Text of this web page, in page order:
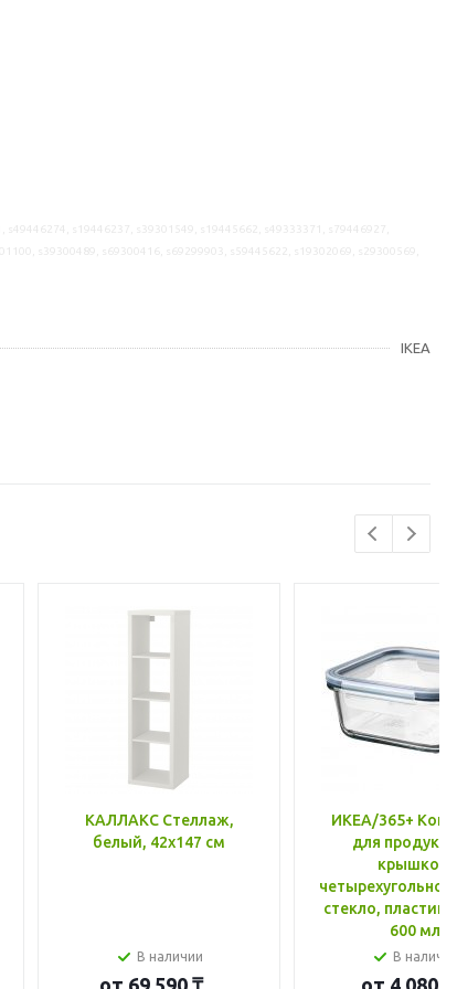
IKEA
КАЛЛАКС Стеллаж,
белый, 42x147 см
В наличии
от 69 590 ₸
ИКЕА/365+
для
крышкой,
стекло, пластик
600 мл
В
от 4 080 ₸